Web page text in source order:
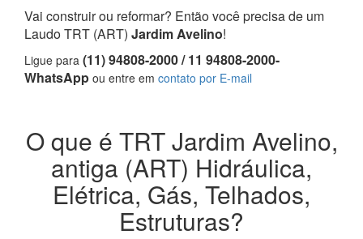
Vai construir ou reformar? Então você precisa de um
Laudo TRT (ART) Jardim Avelino!
Ligue para (11) 94808-2000 / 11 94808-2000-
WhatsApp ou entre em contato por E-mail
O que é TRT Jardim Avelino,
antiga (ART) Hidráulica,
Elétrica, Gás, Telhados,
Estruturas?